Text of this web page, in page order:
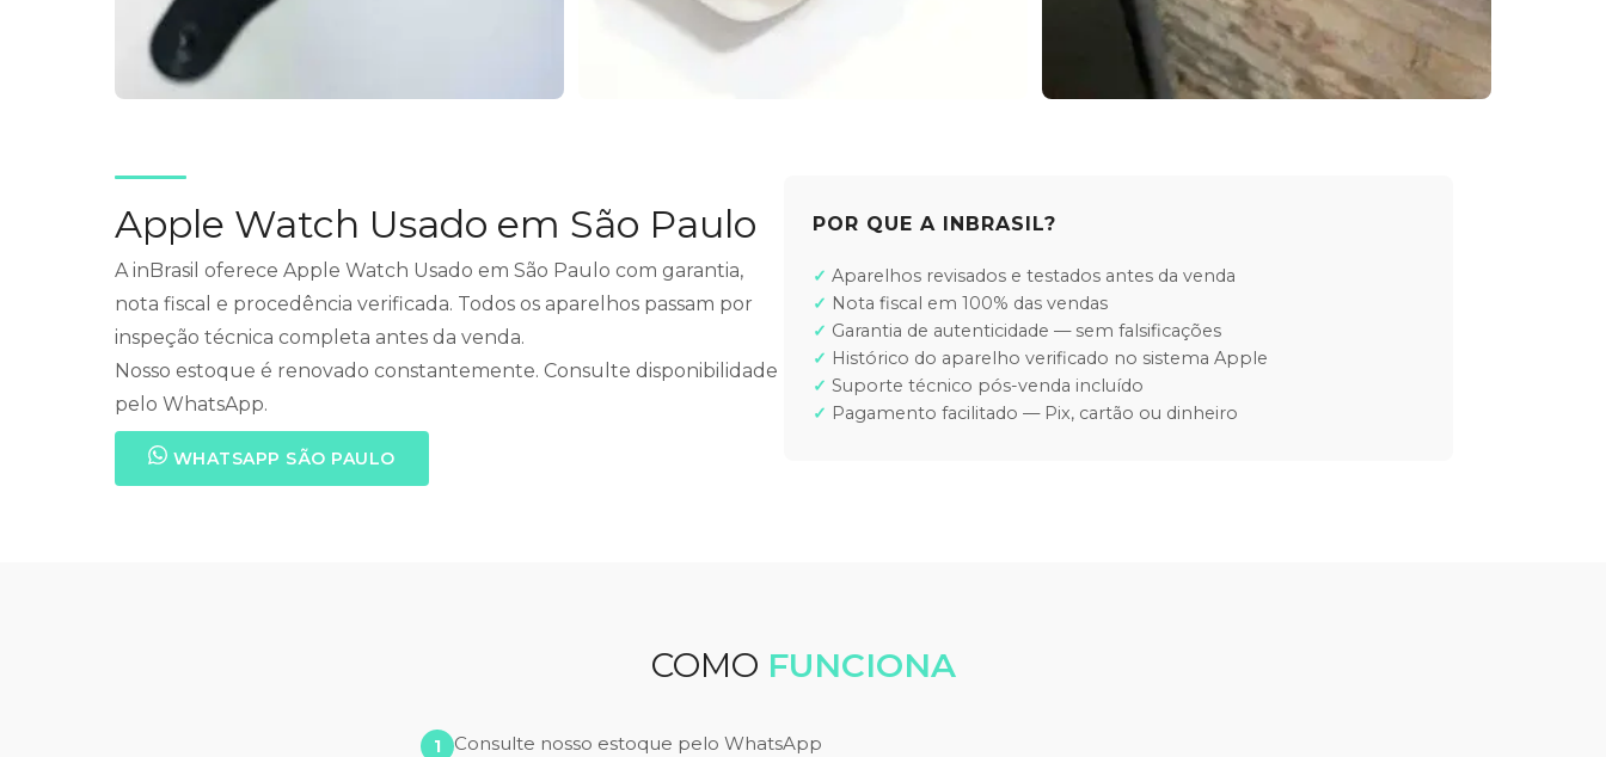
Apple Watch Usado em São Paulo
A inBrasil oferece Apple Watch Usado em São Paulo com garantia,
nota fiscal e procedência verificada. Todos os aparelhos passam por
inspeção técnica completa antes da venda.
Nosso estoque é renovado constantemente. Consulte disponibilidade
pelo WhatsApp.
WHATSAPP SÃO PAULO
POR QUE A INBRASIL?
Aparelhos revisados e testados antes da venda
Nota fiscal em 100% das vendas
Garantia de autenticidade — sem falsificações
Histórico do aparelho verificado no sistema Apple
Suporte técnico pós-venda incluído
Pagamento facilitado — Pix, cartão ou dinheiro
COMO FUNCIONA
Consulte nosso estoque pelo WhatsApp